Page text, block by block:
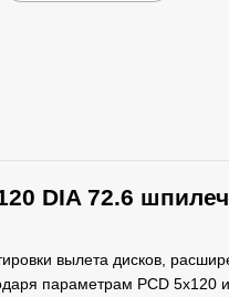
DIA 72.6
вылета дисков,
параметрам PCD 5x120